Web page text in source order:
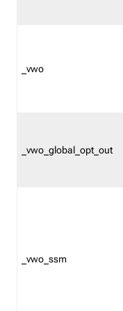
_vwo
_vwo_global_opt_out
_vwo_ssm